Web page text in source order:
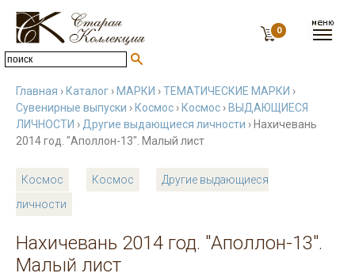
0
Главная › Каталог › МАРКИ ›ТЕМАТИЧЕСКИЕ МАРКИ ›
Сувенирные выпуски › Космос › Космос › ВЫДАЮЩИЕСЯ
ЛИЧНОСТИ › Другие выдающиеся личности › Нахичевань
2014 год. "Аполлон-13". Малый лист
Космос Космос
Другие выдающиеся
личности
Нахичевань 2014 год. "Аполлон-13".
Малый лист